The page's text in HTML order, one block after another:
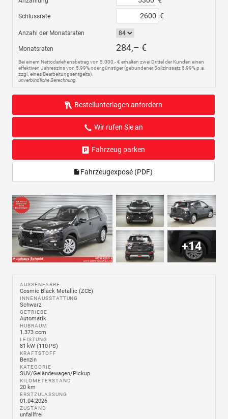
Schlussrate €
Anzahl der Monatsraten
Monatsraten 284,– €
Bei einem Nettodarlehensbetrag von 5.000,- € erhalten zwei Drittel der Kunden einen
effektiven Jahreszins von 5,99% oder günstiger (gebundener Sollzinssatz 5,99% p.a.
zzgl. eines Bearbeitungsentgelts).
unverbindliche Berechnung
Bestellunterlagen anfordern
Wir rufen Sie an
Fahrzeug parken
Fahrzeugexposé (PDF)
+14
AUSSENFARBE
Cosmic Black Metallic (ZCE)
INNENAUSSTATTUNG
Schwarz
GETRIEBE
Automatik
HUBRAUM
1.373 ccm
LEISTUNG
81 kW (110 PS)
KRAFTSTOFF
Benzin
KATEGORIE
SUV/Geländewagen/Pickup
KILOMETERSTAND
20 km
ERSTZULASSUNG
01.04.2026
ZUSTAND
unfallfrei